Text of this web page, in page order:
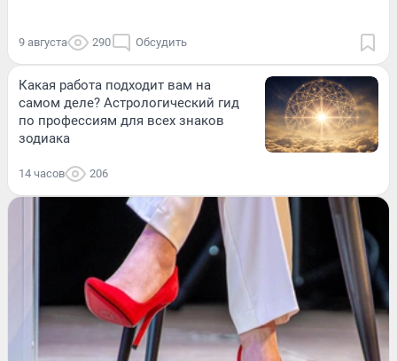
9 августа 290 Обсудить
Какая работа подходит вам на
самом деле? Астрологический гид
по профессиям для всех знаков
зодиака
14 часов 206